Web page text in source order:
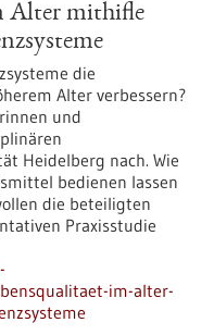
Alter mithifle
die
Alter verbessern?
und
Heidelberg nach. Wie
bedienen lassen
die beteiligten
Praxisstudie
im-alter-